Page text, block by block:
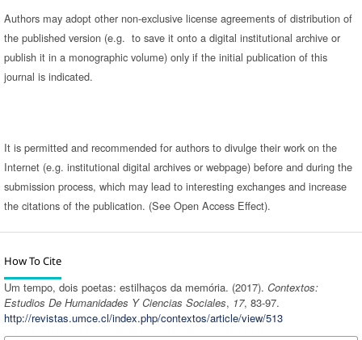
Authors may adopt other non-exclusive license agreements of distribution of
the published version (e.g. to save it onto a digital institutional archive or
publish it in a monographic volume) only if the initial publication of this
journal is indicated.
It is permitted and recommended for authors to divulge their work on the
Internet (e.g. institutional digital archives or webpage) before and during the
submission process, which may lead to interesting exchanges and increase
the citations of the publication. (See Open Access Effect).
How To Cite
Um tempo, dois poetas: estilhaços da memória. (2017). Contextos:
Estudios De Humanidades Y Ciencias Sociales, 17, 83-97.
http://revistas.umce.cl/index.php/contextos/article/view/513